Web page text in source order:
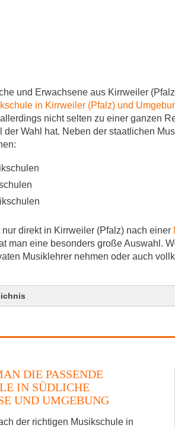
und Erwachsene aus Kirrweiler
in Kirrweiler (Pfalz) und
nicht selten zu einer ganzen
der Wahl hat. Neben der staatlichen
nur direkt in Kirrweiler (Pfalz) nach einer
man eine besonders große Auswahl.
Musiklehrer nehmen oder auch
Stellenangebote – Kirrweiler
DIE PASSENDE
IN SÜDLICHE
UND UMGEBUNG
der richtigen Musikschule in